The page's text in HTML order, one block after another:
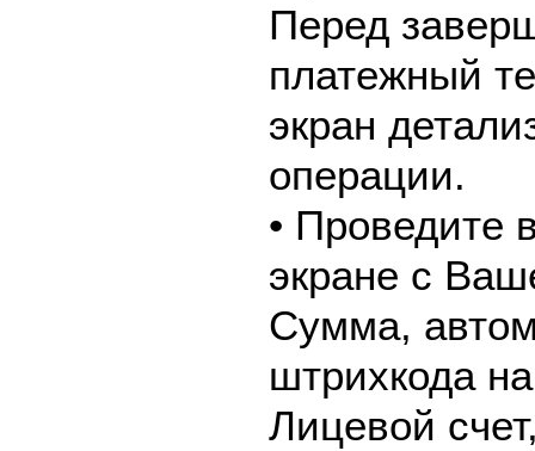
Перед
платежный
экран
операции.
• Проведите
экране с
Сумма,
штрихкода
Лицевой